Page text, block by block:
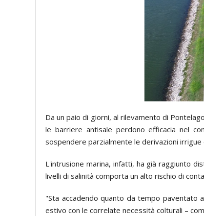
Da un paio di giorni, al rilevamento di
le barriere antisale perdono efficacia nel
sospendere parzialmente le derivazioni
L'intrusione marina, infatti, ha già raggiunto
livelli di salinità comporta un alto rischio di
"Sta accadendo quanto da tempo paventato
estivo con le correlate necessità colturali –